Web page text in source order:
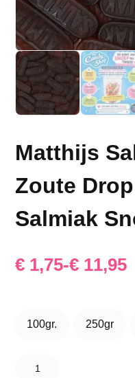
Matthijs
Zoute
Salmiak
€ 1,75-€ 11,95
Prijsklasse:
tot
100gr.
100gr.
250gr
250gr
Salmiak